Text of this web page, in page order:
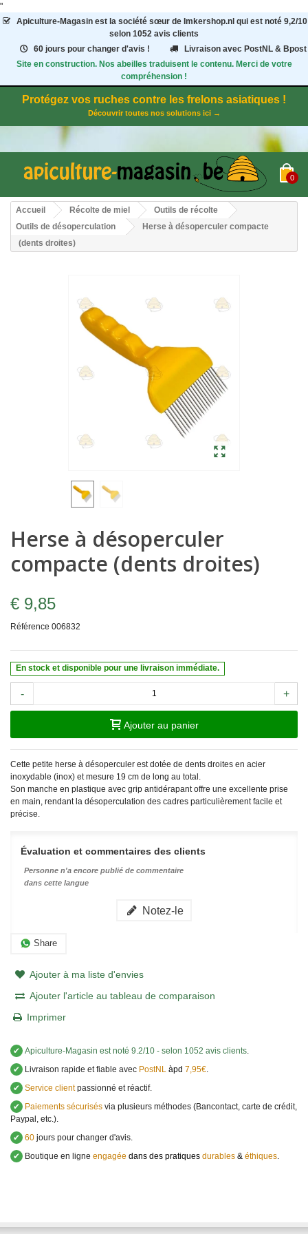
"
Apiculture-Magasinest la société sœur de Imkershop.nl qui est noté 9,2/10
selon 1052 avis clients
60 jours pour changer d'avis !
Livraison avec PostNL & Bpost
Site en construction. Nos abeilles traduisent le contenu. Merci de votre
compréhension !
Protégez vos ruches contre les frelons asiatiques !
Découvrir toutes nos solutions ici →
0
Accueil Récolte de miel
Outils de récolte
Outils de désoperculation
Herse à désoperculer compacte
(dents droites)
Herse à désoperculer
compacte (dents droites)
€ 9,85
Référence 006832
En stock et disponible pour une livraison immédiate.
- +
Ajouter au panier
Cette petite herse à désoperculer est dotée de dents droites en acier
inoxydable (inox) et mesure 19 cm de long au total.
Son manche en plastique avec grip antidérapant offre une excellente prise
en main, rendant la désoperculation des cadres particulièrement facile et
précise.
Évaluation et commentaires des clients
Personne n'a encore publié de commentaire
dans cette langue
Notez-le
Share
Ajouter à ma liste d'envies
Ajouter l'article au tableau de comparaison
Imprimer
✔ Apiculture-Magasin est noté 9.2/10 - selon 1052 avis clients
✔
Livraison rapide et fiable avec PostNL àpd 7,95€
✔ Service clientpassionné et réactif.
✔
Paiements sécurisés via plusieurs méthodes (Bancontact, carte de crédit,
Paypal, etc.).
✔ 60 jours pour changer d'avis.
✔
Boutique en ligne engagée dans des pratiques durables & éthiques